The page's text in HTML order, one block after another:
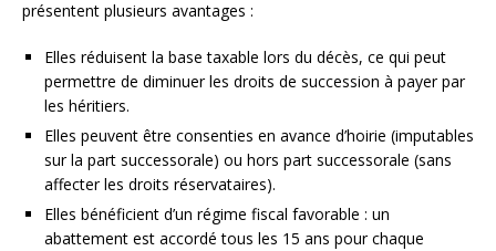
présentent plusieurs avantages :
Elles réduisent la base taxable lors du décès, ce qui peut
permettre de diminuer les droits de succession à payer par
les héritiers.
Elles peuvent être consenties en avance d’hoirie (imputables
sur la part successorale) ou hors part successorale (sans
affecter les droits réservataires).
Elles bénéficient d’un régime fiscal favorable : un
abattement est accordé tous les 15 ans pour chaque